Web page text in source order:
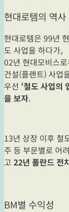
현대로템의 역사
현대로템은 99년
도 사업을 하다가,
02년 현대모비스
건설(플랜트) 사업
우선 ‘철도 사업의
을 보자.
13년 상장 이후 철
주 등 부문별로 어
고 22년 폴란드 전
BM별 수익성